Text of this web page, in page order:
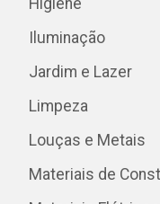
Higiene
Iluminação
Jardim e Lazer
Limpeza
Louças e Metais
Materiais de